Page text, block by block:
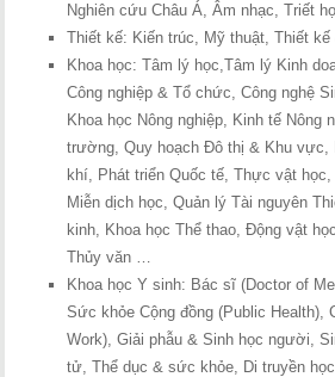
Nghiên cứu Châu Á, Âm nhạc, Triết
Thiết kế: Kiến trúc, Mỹ thuật, Thiết
Khoa học: Tâm lý học,Tâm lý Kinh
Công nghiệp & Tổ chức, Công nghệ
Khoa học Nông nghiệp, Kinh tế Nông
trường, Quy hoạch Đô thị & Khu vực,
khí, Phát triển Quốc tế, Thực vật
Miễn dịch học, Quản lý Tài nguyên
kinh, Khoa học Thể thao, Động vật
Thủy văn …
Khoa học Y sinh: Bác sĩ (Doctor of
Sức khỏe Cộng đồng (Public Health),
Work), Giải phẫu & Sinh học người,
tử, Thể dục & sức khỏe, Di truyền